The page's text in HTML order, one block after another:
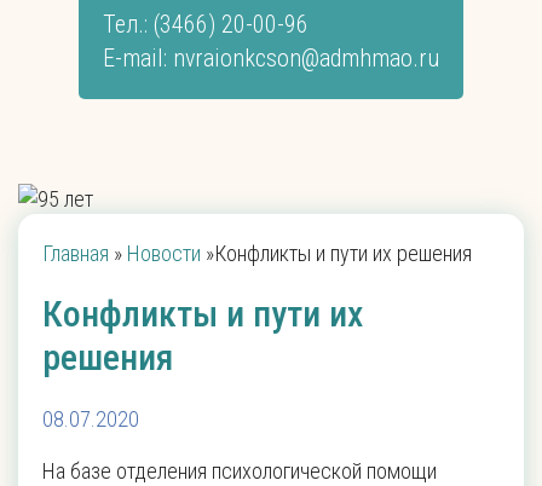
Тел.: (3466) 20-00-96
E-mail: nvraionkcson@admhmao.ru
Главная » Новости »Конфликты и пути их решения
Конфликты и пути их
решения
08.07.2020
На базе отделения психологической помощи